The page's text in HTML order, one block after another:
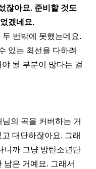
잖아요. 준비할 것도
겠네요.
두 번밖에 못했는데요.
있는 최선을 다하려
될 부분이 많다는 걸
의 곡을 커버하는 거
대단하잖아요. 그래
니까 그냥 방탄소년단
남은 거예요. 그래서